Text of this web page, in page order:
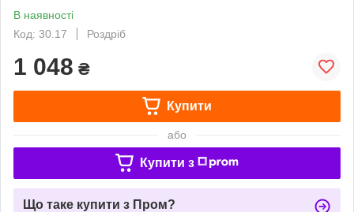
В наявності
Код: 30.17
Роздріб
1 048 ₴
Купити
або
Купити з
Що таке купити з Пром?